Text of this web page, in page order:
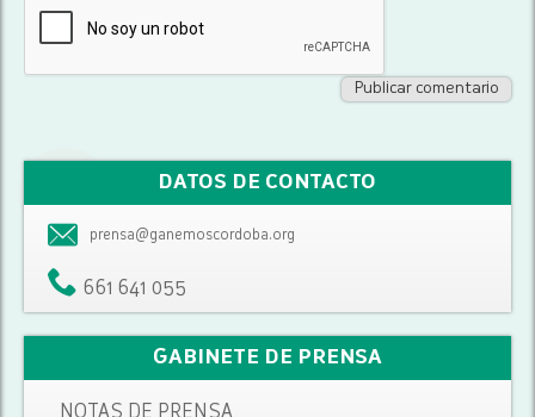
DATOS DE CONTACTO
prensa@ganemoscordoba.org
661 641 055
GABINETE DE PRENSA
NOTAS DE PRENSA